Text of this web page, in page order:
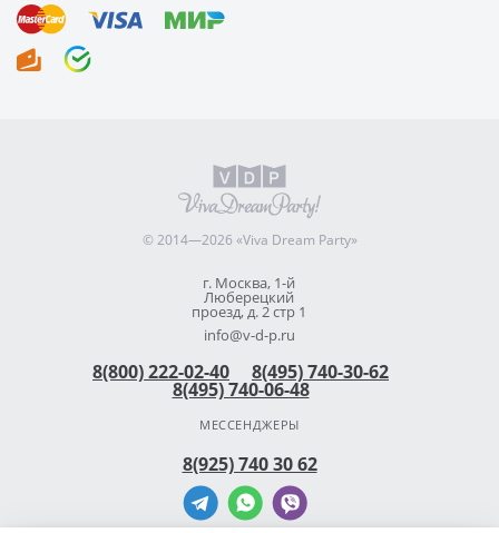
© 2014—2026 «Viva Dream Party»
г. Москва, 1-й
Люберецкий
проезд, д. 2 стр 1
info@v-d-p.ru
8(800) 222-02-40 8(495) 740-30-62
8(495) 740-06-48
МЕССЕНДЖЕРЫ
8(925) 740 30 62